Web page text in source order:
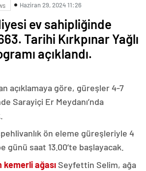
Haziran 29, 2024 11:26
ev sahipliğinde
Tarihi Kırkpınar Yağlı
açıklandı.
açıklamaya göre, güreşler 4-7
Sarayiçi Er Meydanı’nda
ön eleme güreşleriyle 4
günü saat 13.00’te başlayacak.
kemerli ağası Seyfettin Selim, ağa